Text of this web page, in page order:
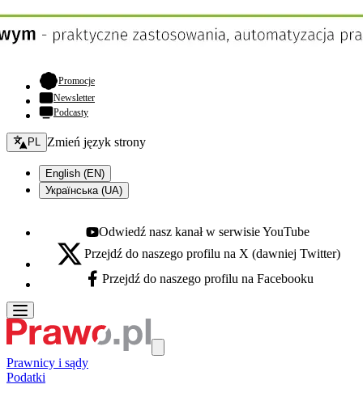
Promocje- otwiera się w nowej karcie
Newsletter
Podcasty
Zmień język - bieżący:
PL Zmień język strony
English (EN)
Українська (UA)
Youtube - otwiera się w nowej karcie
Odwiedź nasz kanał w serwisie YouTube
X - otwiera się w nowej karcie
Przejdź do naszego profilu na X (dawniej Twitter)
Facebook - otwiera się w nowej karcie
Przejdź do naszego profilu na Facebooku
Prawnicy i sądy
Podatki